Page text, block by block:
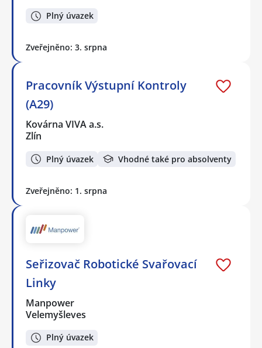
Plný úvazek
Zveřejněno: 3. srpna
Pracovník Výstupní Kontroly
(A29)
Kovárna VIVA a.s.
Zlín
Plný úvazek Vhodné také pro absolventy
Zveřejněno: 1. srpna
Seřizovač Robotické Svařovací
Linky
Manpower
Velemyšleves
Plný úvazek